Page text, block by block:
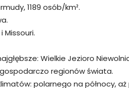
1189 osób/km².
Missouri.
Wielkie Jezioro
regionów świata.
polarnego na północy,